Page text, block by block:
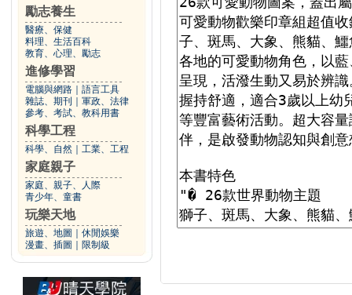
勵志養生
醫療、保健
料理、生活百科
教育、心理、勵志
進修學習
電腦與網路
語言工具
雜誌、期刊
軍政、法律
參考、考試、教科用書
科學工程
科學、自然 工業、工程
家庭親子
家庭、親子、人際
青少年、童書
玩樂天地
旅遊、地圖
休閒娛樂
漫畫、插圖
限制級